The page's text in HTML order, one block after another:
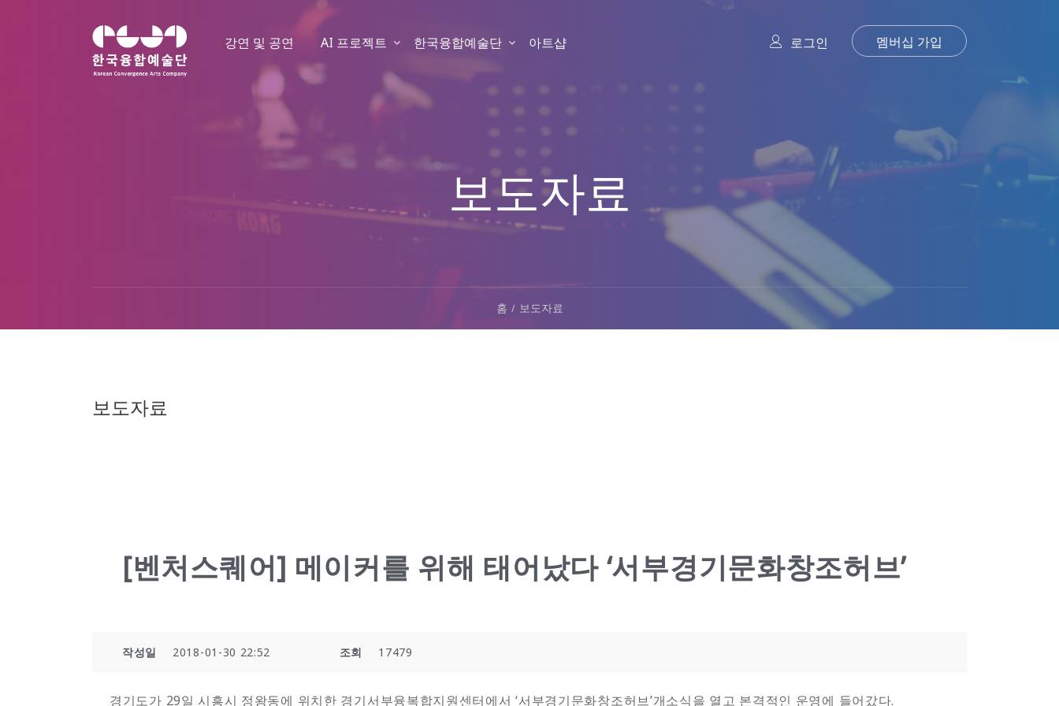
강연 및 공연 AI 프로젝트 한국융합예술단 아트샵 로그인 멤버십 가입
보도자료
홈 보도자료
보도자료
[벤처스퀘어] 메이커를 위해 태어났다 ‘서부경기문화창조허브’
작성일 2018-01-30 22:52 조회 17479
경기도가 29일 시흥시 정왕동에 위치한 경기서부융복합지원센터에서 ‘서부경기문화창조허브’개소식을 열고 본격적인 운영에 들어갔다.